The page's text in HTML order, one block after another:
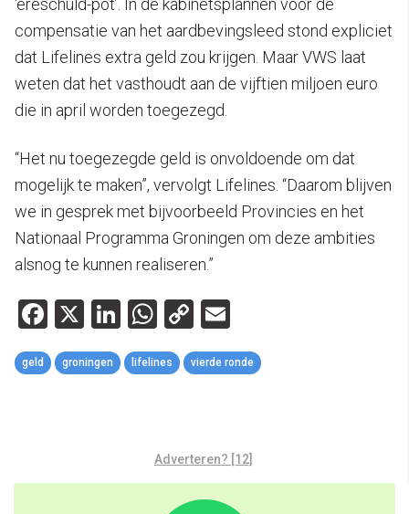
‘ereschuld-pot’. In de kabinetsplannen voor de
compensatie van het aardbevingsleed stond expliciet
dat Lifelines extra geld zou krijgen. Maar VWS laat
weten dat het vasthoudt aan de vijftien miljoen euro
die in april worden toegezegd.
“Het nu toegezegde geld is onvoldoende om dat
mogelijk te maken”, vervolgt Lifelines. “Daarom blijven
we in gesprek met bijvoorbeeld Provincies en het
Nationaal Programma Groningen om deze ambities
alsnog te kunnen realiseren.”
Facebook
X LinkedIn
WhatsApp
Copy
Link
geld groningen lifelines vierde ronde
Adverteren? [12]